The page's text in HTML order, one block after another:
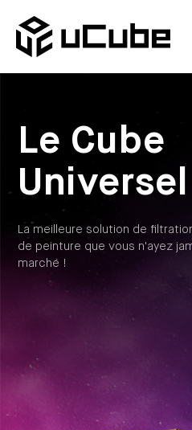
Le Cube
Universel
La meilleure solution de
de peinture que vous n'ayez
marché !